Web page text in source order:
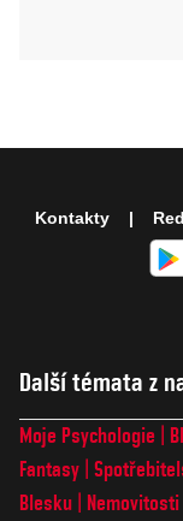
Další témata z
Moje Psychologie
Fantasy
Blesku
Nemovitosti
Kontakty